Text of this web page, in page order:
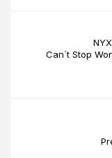
Can`t Stop